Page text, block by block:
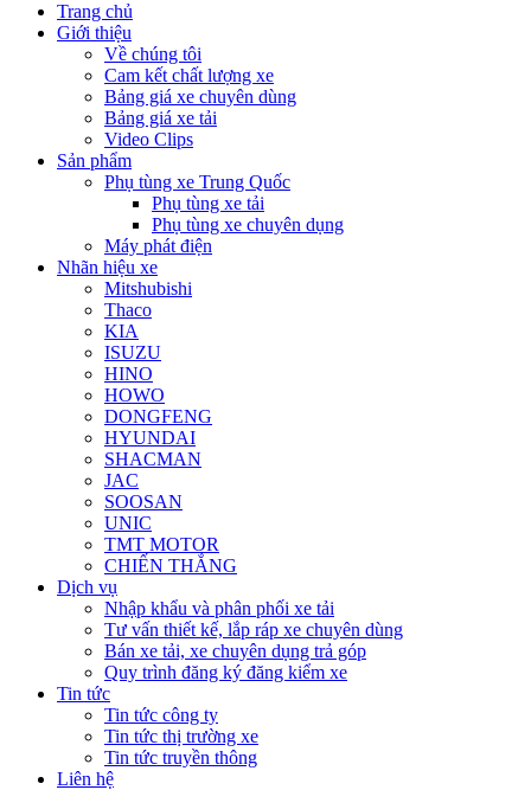
Trang chủ
Giới thiệu
Về chúng tôi
Cam kết chất lượng xe
Bảng giá xe chuyên dùng
Bảng giá xe tải
Video Clips
Sản phẩm
Phụ tùng xe Trung Quốc
Phụ tùng xe tải
Phụ tùng xe chuyên dụng
Máy phát điện
Nhãn hiệu xe
Mitshubishi
Thaco
KIA
ISUZU
HINO
HOWO
DONGFENG
HYUNDAI
SHACMAN
JAC
SOOSAN
UNIC
TMT MOTOR
CHIẾN THẮNG
Dịch vụ
Nhập khẩu và phân phối xe tải
Tư vấn thiết kế, lắp ráp xe chuyên dùng
Bán xe tải, xe chuyên dụng trả góp
Quy trình đăng ký đăng kiểm xe
Tin tức
Tin tức công ty
Tin tức thị trường xe
Tin tức truyền thông
Liên hệ